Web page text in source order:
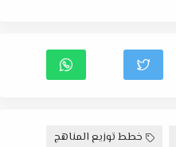
خطط توزيع المناهج